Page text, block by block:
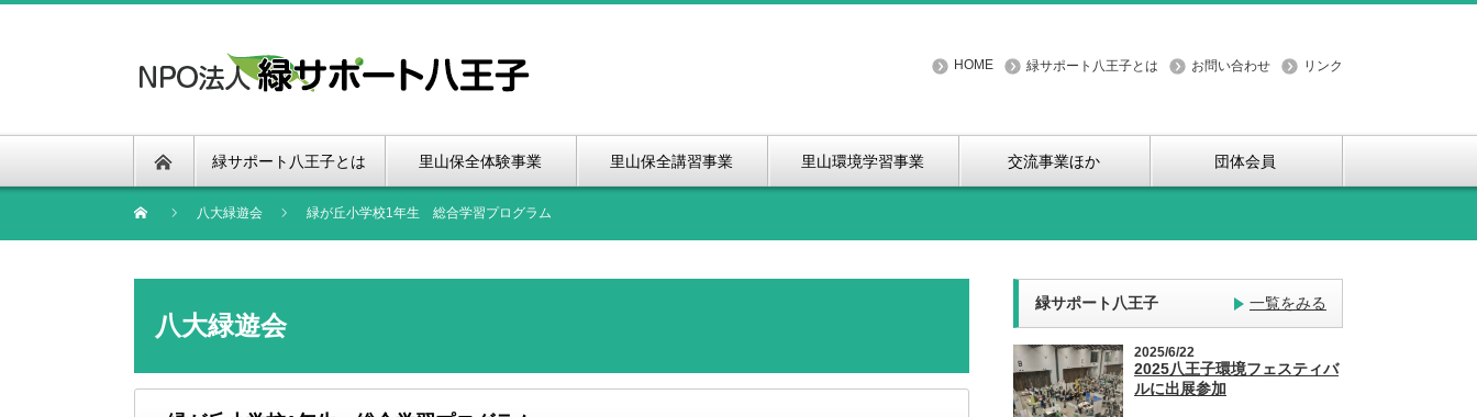
HOME 緑サポート八王子とは お問い合わせ リンク
緑サポート八王子とは 里山保全体験事業 里山保全講習事業 里山環境学習事業 交流事業ほか 団体会員
八大緑遊会 緑が丘小学校1年生 総合学習プログラム
八大緑遊会
緑サポート八王子 一覧をみる
2025/6/22
2025八王子環境フェスティバ
ルに出展参加